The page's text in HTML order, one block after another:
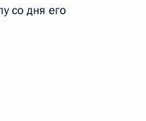
со дня его